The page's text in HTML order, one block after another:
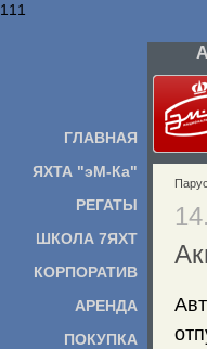
ГЛАВНАЯ
ЯХТА "эМ-Ка"
РЕГАТЫ
ШКОЛА 7ЯХТ
КОРПОРАТИВ
АРЕНДА
ПОКУПКА
111